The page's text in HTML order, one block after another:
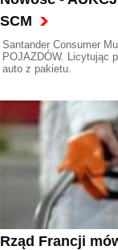
SCM
Santander Consumer
POJAZDÓW. Licytując
auto z pakietu.
Rząd Francji